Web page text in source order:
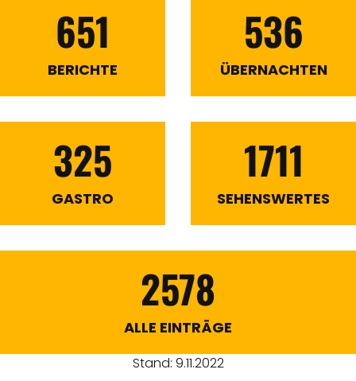
651
BERICHTE
536
ÜBERNACHTEN
325
GASTRO
1711
SEHENSWERTES
2578
ALLE EINTRÄGE
Stand: 9.11.2022